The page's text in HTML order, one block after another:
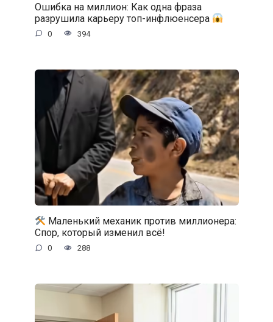
Ошибка на миллион: Как одна фраза
разрушила карьеру топ-инфлюенсера
0 394
Маленький механик против миллионера:
Спор, который изменил всё!
0 288